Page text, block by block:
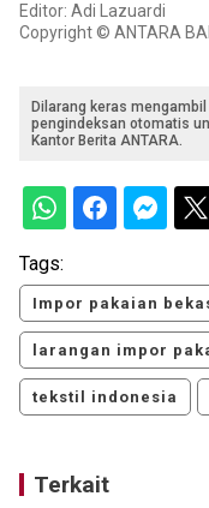
Editor: Adi Lazuardi
Copyright © ANTARA
Dilarang keras
pengindeksan otomatis
Kantor Berita ANTARA.
Tags:
Impor pakaian
larangan impor
tekstil indonesia
Terkait